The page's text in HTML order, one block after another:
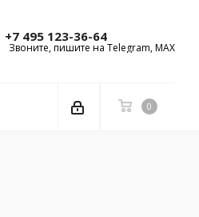
+7 495 123-36-64
Звоните, пишите на Telegram, MAX
0